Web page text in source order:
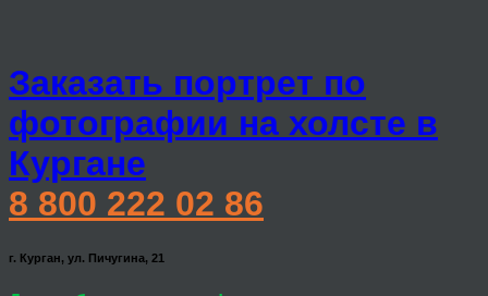
Заказать портрет по
фотографии на холсте в
Кургане
8 800 222 02 86
г. Курган, ул. Пичугина, 21